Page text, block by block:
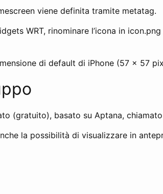
viene definita tramite metatag.
WRT, rinominare l’icona in
di default di iPhone (57 x 57
(gratuito), basato su Aptana,
la possibilità di visualizzare in